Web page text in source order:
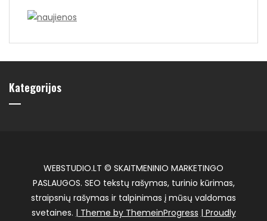
Kategorijos
WEBSTUDIO.LT © SKAITMENINIO MARKETINGO
PASLAUGOS. SEO tekstų rašymas, turinio kūrimas,
straipsnių rašymas ir talpinimas į mūsų valdomas
svetaines. | Theme by ThemeinProgress | Proudly